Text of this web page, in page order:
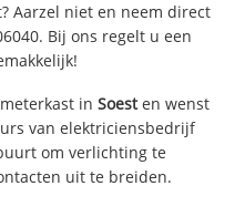
Aarzel niet en neem direct
Bij ons regelt u een
inSoesten wenst
van elektriciensbedrijf
om verlichting te
uit te breiden.